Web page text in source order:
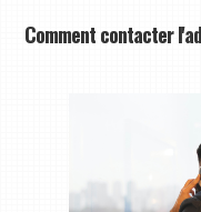
Comment contacter